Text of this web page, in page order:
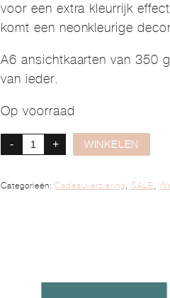
voor een extra kleurrijk
komt een neonkleurige
A6 ansichtkaarten van 350
van ieder.
Op voorraad
- + WINKELEN
Categorieën:Cadeauversiering, SALE,